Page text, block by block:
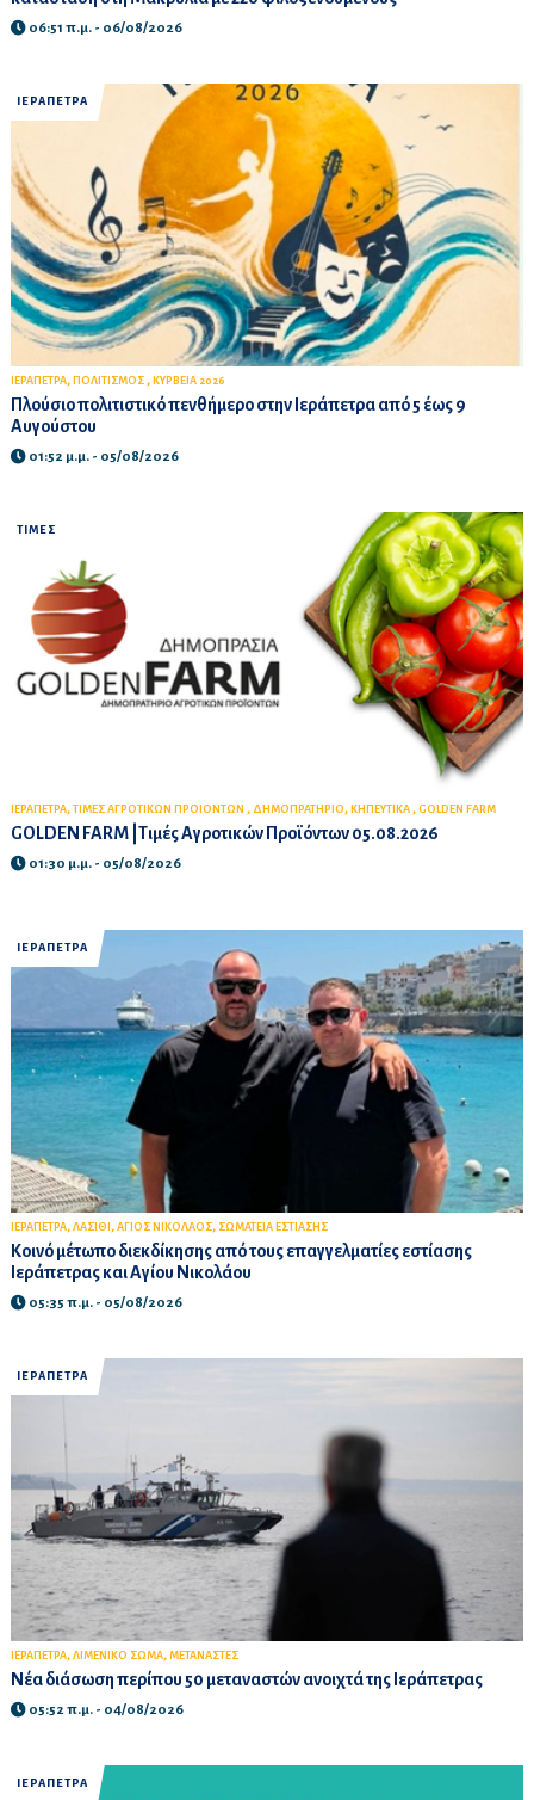
06:51 π.μ. - 06/08/2026
ΙΕΡΑΠΕΤΡΑ
ΙΕΡΑΠΕΤΡΑ, ΠΟΛΙΤΙΣΜΟΣ , ΚΥΡΒΕΙΑ 2026
Πλούσιο πολιτιστικό πενθήμερο στην Ιεράπετρα από 5 έως 9
Αυγούστου
01:52 μ.μ. - 05/08/2026
ΤΙΜΕΣ
ΙΕΡΑΠΕΤΡΑ, ΤΙΜΕΣ ΑΓΡΟΤΙΚΩΝ ΠΡΟΙΟΝΤΩΝ , ΔΗΜΟΠΡΑΤΗΡΙΟ, ΚΗΠΕΥΤΙΚΑ , GOLDEN FARM
GOLDEN FARM |Τιμές Αγροτικών Προϊόντων 05.08.2026
01:30 μ.μ. - 05/08/2026
ΙΕΡΑΠΕΤΡΑ
ΙΕΡΑΠΕΤΡΑ, ΛΑΣΙΘΙ , ΑΓΙΟΣ ΝΙΚΟΛΑΟΣ, ΣΩΜΑΤΕΙΑ ΕΣΤΙΑΣΗΣ
Κοινό μέτωπο διεκδίκησης από τους επαγγελματίες εστίασης
Ιεράπετρας και Αγίου Νικολάου
05:35 π.μ. - 05/08/2026
ΙΕΡΑΠΕΤΡΑ
ΙΕΡΑΠΕΤΡΑ, ΛΙΜΕΝΙΚΟ ΣΩΜΑ, ΜΕΤΑΝΑΣΤΕΣ
Νέα διάσωση περίπου 50 μεταναστών ανοιχτά της Ιεράπετρας
05:52 π.μ. - 04/08/2026
ΙΕΡΑΠΕΤΡΑ